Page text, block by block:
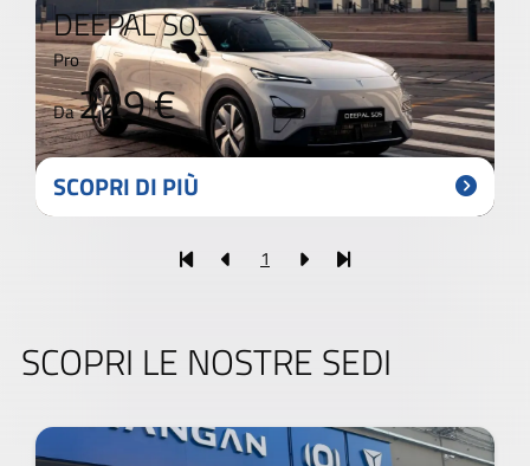
DEEPAL S05
Pro
Da229 €
SCOPRI DI PIÙ
1
SCOPRI LE NOSTRE SEDI